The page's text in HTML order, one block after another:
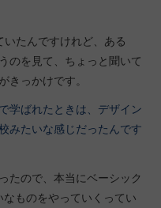
たんですけれど、ある
のを見て、ちょっと聞いて
きっかけです。
学ばれたときは、デザイン
みたいな感じだったんです
たので、本当にベーシック
ものをやっていくってい